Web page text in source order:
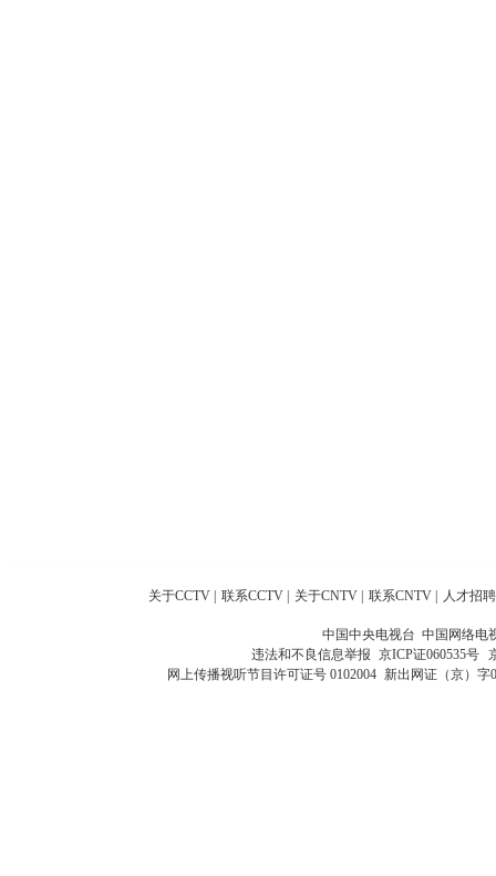
关于CCTV 联系CCTV 关于CNTV 联系CNTV 人才招聘
中国中央电视台 中国网络电
违法和不良信息举报 京ICP证060535号
网上传播视听节目许可证号 0102004 新出网证（京）